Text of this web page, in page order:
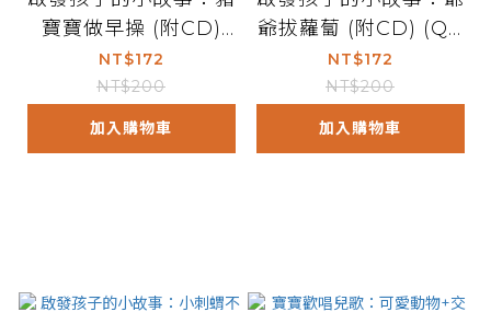
寶寶做早操 (附CD)
(QRcode)
NT$172
NT$200
加入購物車
爺拔蘿蔔 (附CD) (QR
code)
NT$172
NT$200
加入購物車